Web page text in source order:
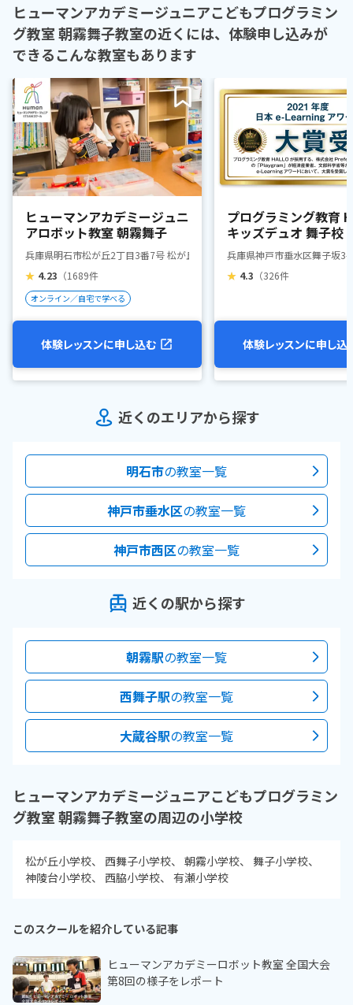
ヒューマンアカデミージュニアこどもプログラミン
グ教室 朝霧舞子教室の近くには、体験申し込みが
できるこんな教室もあります
ヒューマンアカデミージュニ
アロボット教室 朝霧舞子
兵庫県明石市松が丘2丁目3番7号 松が丘ビル2階(学習塾竹の子)
★ 4.23 （1689件
オンライン／自宅で学べる
体験レッスンに申し込む
プログラミング教育
キッズデュオ 舞子校
兵庫県神戸市垂水区舞子坂3-
★ 4.3 （326件
体験レッスンに申し込
近くのエリアから探す
明石市の教室一覧
神戸市垂水区の教室一覧
神戸市西区の教室一覧
近くの駅から探す
朝霧駅の教室一覧
西舞子駅の教室一覧
大蔵谷駅の教室一覧
ヒューマンアカデミージュニアこどもプログラミン
グ教室 朝霧舞子教室の周辺の小学校
松が丘小学校 西舞子小学校 朝霧小学校
舞子小学校
神陵台小学校
西脇小学校 有瀬小学校
このスクールを紹介している記事
ヒューマンアカデミーロボット教室 全国大会
第8回の様子をレポート